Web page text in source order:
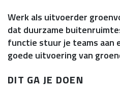
Werk als uitvoerder
dat duurzame
functie stuur je teams aan
goede uitvoering van
DIT GA JE DOEN